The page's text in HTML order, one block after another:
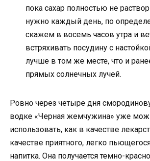
пока сахар полностью не
нужно каждый день, по
скажем в восемь часов утра и
встряхивать посудину с
лучше в том же месте, что и
прямых солнечных лучей.
Ровно через четыре дня
водке «Черная жемчужина» уже
использовать, как в качестве
качестве приятного, легко
напитка. Она получается темно-